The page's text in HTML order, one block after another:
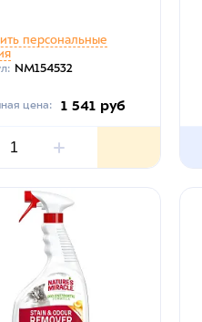
персональные
NM154532
цена: 1 541 руб